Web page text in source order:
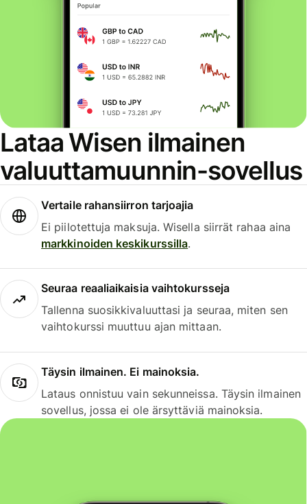
Lataa Wisen ilmainen
valuuttamuunnin-sovellus
Vertaile rahansiirron tarjoajia
Ei piilotettuja maksuja. Wisella siirrät rahaa aina
markkinoiden keskikurssilla.
Seuraa reaaliaikaisia vaihtokursseja
Tallenna suosikkivaluuttasi ja seuraa, miten sen
vaihtokurssi muuttuu ajan mittaan.
Täysin ilmainen. Ei mainoksia.
Lataus onnistuu vain sekunneissa. Täysin ilmainen
sovellus, jossa ei ole ärsyttäviä mainoksia.